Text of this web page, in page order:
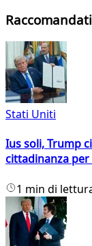
Stati Uniti
Ius soli, Trump
cittadinanza per
1 min di